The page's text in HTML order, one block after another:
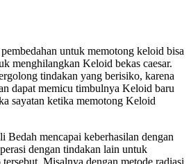
untuk memotong keloid bisa
menghilangkan Keloid bekas caesar.
tindakan yang berisiko, karena
dapat memicu timbulnya Keloid baru
sayatan ketika memotong Keloid
Bedah mencapai keberhasilan dengan
dengan tindakan lain untuk
Misalnya dengan metode radiasi